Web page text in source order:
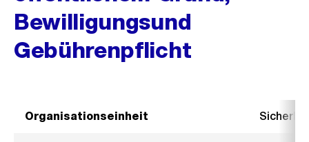
Bewilligungsund
Gebührenpflicht
Organisationseinheit